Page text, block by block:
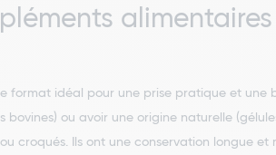
format idéal pour une prise pratique et une
bovines) ou avoir une origine naturelle
croqués. Ils ont une conservation longue